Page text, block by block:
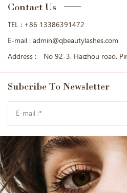
Contact Us
TEL : +86 13386391472
E-mail : admin@qbeautylashes.com
Address :
No 92-3. Haizhou road.
Subcribe To Newsletter